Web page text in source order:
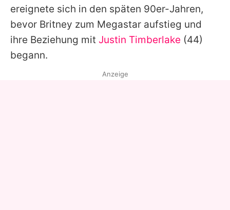
Utiq verwalten
ereignete sich in den späten 90er-Jahren,
bevor Britney zum Megastar aufstieg und
ihre Beziehung mit Justin Timberlake (44)
begann.
Anzeige